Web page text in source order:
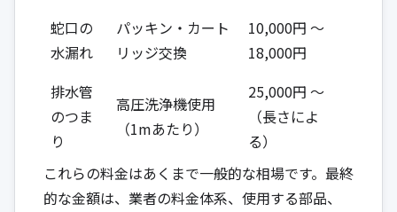
蛇口の
水漏れ
パッキン・カート
リッジ交換
10,000円 ～
18,000円
排水管
のつま
り
高圧洗浄機使用
（1mあたり）
25,000円 ～
（長さによ
る）
これらの料金はあくまで一般的な相場です。最終
的な金額は、業者の料金体系、使用する部品、